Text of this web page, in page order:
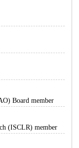
Board member
(ISCLR) member